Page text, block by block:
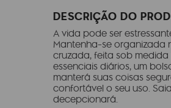
DESCRIÇÃO DO
A vida pode ser
Mantenha-se organizada
cruzada, feita sob
essenciais diários, um
manterá suas coisas
confortável o seu uso.
decepcionará.